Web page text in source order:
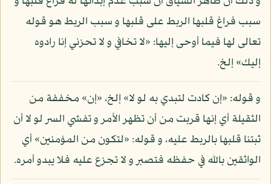
سبب فراغ قلبها الربط على قلبها و سبب الربط هو قوله
تعالى لها فيما أوحى إليها: «لا تخافي و لا تحزني إنا رادوه
إليك» إلخ.
و قوله: «إن كادت لتبدي به لو لا» إلخ، «إن» مخففة من
الثقيلة أي إنها قربت من أن تظهر الأمر و تفشي السر لو لا أن
ثبتنا قلبها بالربط عليه، و قوله: «لتكون من المؤمنين» أي
الواثقين بالله في حفظه فتصبر و لا تجزع عليه فلا يبدو أمره.